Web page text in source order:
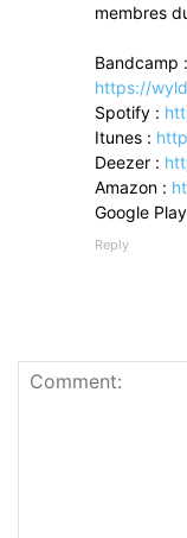
membres
Bandcamp :
https://
Spotify :
Itunes :
Deezer :
Amazon :
Google
Reply